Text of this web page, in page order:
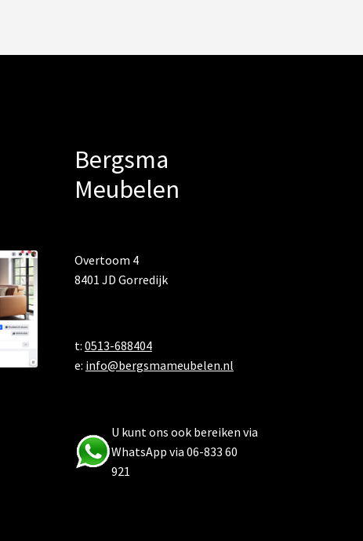
Bergsma
Meubelen
Overtoom 4
8401 JD Gorredijk
t: 0513-688404
e: info@bergsmameubelen.nl
U kunt ons ook bereiken via
WhatsApp via 06-833 60
921